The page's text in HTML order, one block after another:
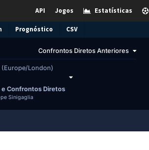
Estatísticas
Jogos
API
Prognóstico CSV
Confrontos Diretos Anteriores
London)
Confrontos Diretos
Sinigaglia